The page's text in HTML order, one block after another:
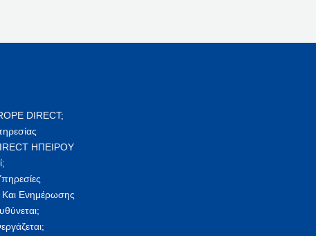
DIRECT;
ΗΠΕΙΡΟΥ
Και Ενημέρωσης